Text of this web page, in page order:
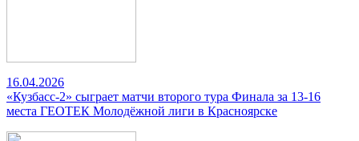
16.04.2026
«Кузбасс-2» сыграет матчи второго тура Финала за 13-16
места ГЕОТЕК Молодёжной лиги в Красноярске